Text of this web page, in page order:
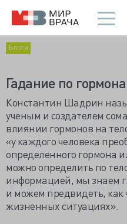
Блоги
Гадание по
Константин Шадрин
ученым и создателем
влиянии гормонов на
«у каждого человека
определенного гормона
можно определить по
информацией, мы знаем
и можем предвидеть, как
жизненных ситуациях».